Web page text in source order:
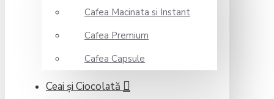
Cafea Macinata si Instant
Cafea Premium
Cafea Capsule
Ceai şi Ciocolată